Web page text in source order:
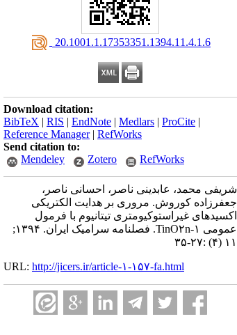
‎ 20.1001.1.17353351.1394.11.4.1.6
Download citation:
BibTeX | RIS | EndNote | Medlars | ProCite |
Reference Manager| RefWorks
Send citation to:
Mendeley
Zotero RefWorks
شریفی محمد، عابدینی ناصر، احسانی ناصر،
جعفرزاده کوروش. مروری بر هدایت الکتریکی
اکسیدهای غیراستوکیومتری تیتانیوم با فرمول
عمومی TinO۲n-۱. فصلنامه سرامیک ایران. ۱۳۹۴;
۱۱ (۴) :۲۷-۳۵
URL: http://jicers.ir/article-۱-۱۵۷-fa.html